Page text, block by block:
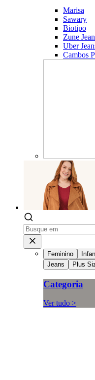
Marisa
Sawary
Biotipo
Zune
Uber
Cambos
Feminino
Jeans
Plus
Categoria
Ver tudo >